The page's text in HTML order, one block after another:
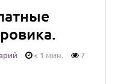
< 1 мин. 7